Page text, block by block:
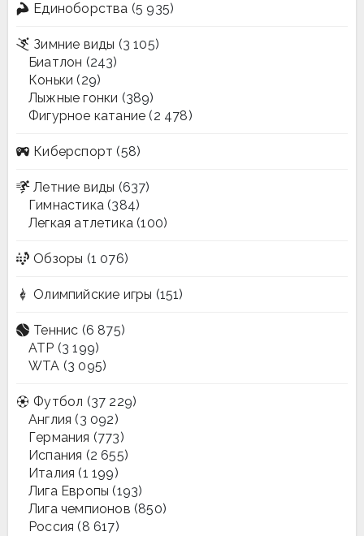
Единоборства (5 935)
Зимние виды (3 105)
Биатлон (243)
Коньки (29)
Лыжные гонки (389)
Фигурное катание (2 478)
Киберспорт (58)
Летние виды (637)
Гимнастика (384)
Легкая атлетика (100)
Обзоры (1 076)
Олимпийские игры (151)
Теннис (6 875)
ATP (3 199)
WTA (3 095)
Футбол (37 229)
Англия (3 092)
Германия (773)
Испания (2 655)
Италия (1 199)
Лига Европы (193)
Лига чемпионов (850)
Россия (8 617)